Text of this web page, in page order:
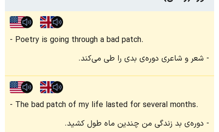
Poetry is going through a bad patch.
شعر و شاعری دوره‌ی بدی را طی می‌کند.
The bad patch of my life lasted for several months.
دوره‌ی بد زندگی من چندین ماه طول کشید.